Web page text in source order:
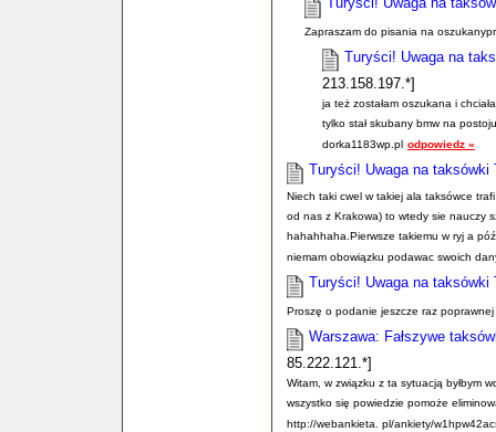
Turyści! Uwaga na
Zapraszam do pisania na
Turyści! Uwaga na
213.158.197.*]
ja też zostałam oszukana i
tylko stał skubany bmw na
dorka1183wp.pl odpowiedz »
Turyści! Uwaga na
Niech taki cwel w takiej ala taksówce
od nas z Krakowa) to wtedy sie nauczy
hahahhaha.Pierwsze takiemu w ryj a
niemam obowiązku podawac swoich
Turyści! Uwaga na
Proszę o podanie jeszcze raz
Warszawa: Fałszywe
85.222.121.*]
Witam, w związku z ta sytuacją byłbym
wszystko się powiedzie pomoże
http://webankieta. pl/ankiety/